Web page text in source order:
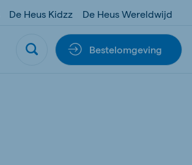
De Heus Kidzz De Heus Wereldwijd
Bestelomgeving